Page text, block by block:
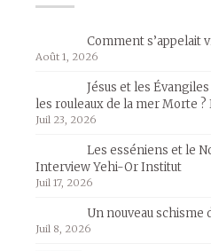
Comment s’appelait
Août 1, 2026
Jésus et les
les rouleaux de la mer Morte
Juil 23, 2026
Les esséniens et le
Interview Yehi-Or Institut
Juil 17, 2026
Un nouveau schisme
Juil 8, 2026